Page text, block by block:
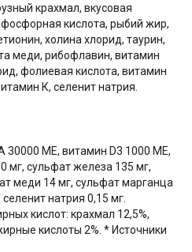
крахмал, вкусовая
кислота, рыбий жир,
холина хлорид, таурин,
меди, рибофлавин, витамин
фолиевая кислота, витамин
К, селенит натрия.
30000 МЕ, витамин D3 1000 МЕ,
мг, сульфат железа 135 мг,
меди 14 мг, сульфат марганца
натрия 0,15 мг.
кислот: крахмал 12,5%,
кислоты 2%. * Источники